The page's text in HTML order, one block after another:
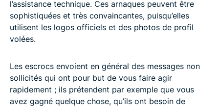
l’assistance technique. Ces arnaques peuvent être
sophistiquées et très convaincantes, puisqu’elles
utilisent les logos officiels et des photos de profil
volées.
Les escrocs envoient en général des messages non
sollicités qui ont pour but de vous faire agir
rapidement ; ils prétendent par exemple que vous
avez gagné quelque chose, qu’ils ont besoin de